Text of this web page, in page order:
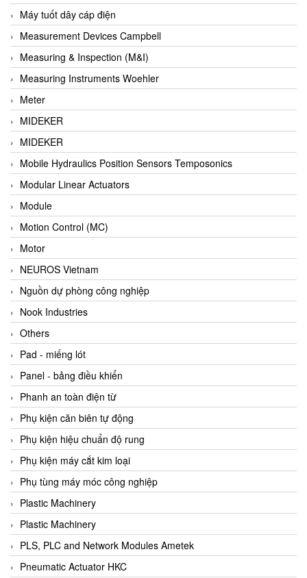
Barel Vietnam
Barksdale
Bartec
Basco
Baumer
Baumuller Vietnam
Baykee
BBC Bircher Smart Access
BCS ITALY
BEA SENSORS
Beacon Extender
Beckhoff
Bedook
Bei Sensor
Beijer
Beinlich-pumps
Beka
BEKO
Belimo
Benetech Vietnam
Bently Nevada
Bentone Vietnam
Bernstein Vietnam
Berthold
Bestech
Bestech
BETA
Máy tuốt dây cáp điện
Measurement Devices Campbell
Measuring & Inspection (M&I)
Measuring Instruments Woehler
Meter
MIDEKER
MIDEKER
Mobile Hydraulics Position Sensors Temposonics
Modular Linear Actuators
Module
Motion Control (MC)
Motor
NEUROS Vietnam
Nguồn dự phòng công nghiệp
Nook Industries
Others
Pad - miếng lót
Panel - bảng điều khiển
Phanh an toàn điện từ
Phụ kiện căn biên tự động
Phụ kiện hiệu chuẩn độ rung
Phụ kiện máy cắt kim loại
Phụ tùng máy móc công nghiệp
Plastic Machinery
Plastic Machinery
PLS, PLC and Network Modules Ametek
Pneumatic Actuator HKC